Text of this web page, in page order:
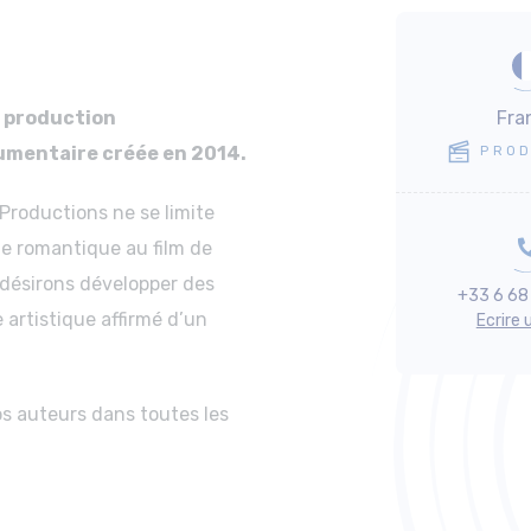
+33 6 68
Ecrire
production
créée en 2014.
ne se limite
romantique au film de
développer des
affirmé d’un
auteurs dans toutes les